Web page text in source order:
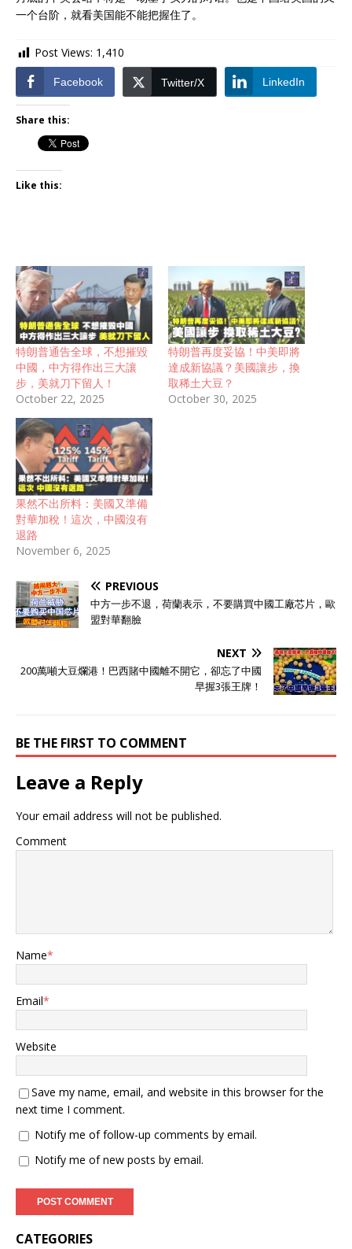
一个台阶，就看美国能不能把握住了。
Post Views: 1,410
Facebook Twitter/X LinkedIn
Share this:
Like this:
特朗普通告全球，不想摧毀
中國，中方得作出三大讓
步，美就刀下留人！
October 22, 2025
特朗普再度妥協！中美即將
達成新協議？美國讓步，換
取稀土大豆？
October 30, 2025
果然不出所料：美國又準備
對華加稅！這次，中國沒有
退路
November 6, 2025
PREVIOUS
中方一步不退，荷蘭表示，不要購買中國工廠芯片，歐
盟對華翻臉
NEXT
200萬噸大豆爛港！巴西賭中國離不開它，卻忘了中國
早握3張王牌！
BE THE FIRST TO COMMENT
Leave a Reply
Your email address will not be published.
Comment
Name*
Email*
Website
Save my name, email, and website in this browser for the
next time I comment.
Notify me of follow-up comments by email.
Notify me of new posts by email.
CATEGORIES